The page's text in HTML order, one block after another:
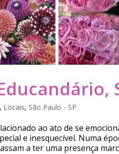
, Locais, São Paulo - SP
ao ato de se
e inesquecível. Numa
a ter uma presença